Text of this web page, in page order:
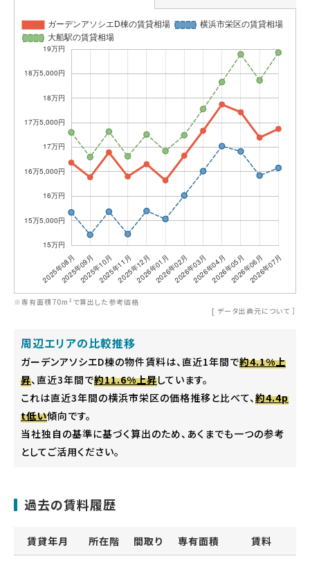
※専有面積70m²で算出した参考価格
[ データ出典元について ］
周辺エリアの比較推移
ガーデンアソシエD棟の物件賃料は、直近1年間で約4.1%上
昇、直近3年間で約11.6%上昇しています。
これは直近3年間の横浜市栄区の価格推移と比べて、 約4.4p
t低い傾向です。
当社独自の基準に基づく算出のため、あくまでも一つの参考
としてご活用ください。
過去の賃料履歴
賃貸年月 所在階 間取り 専有面積 賃料